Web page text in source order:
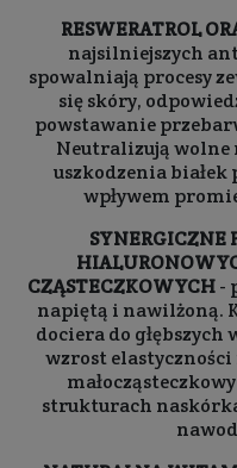
RESWERATROL
najsilniejszych
spowalniają procesy
się skóry,
powstawanie
Neutralizują
uszkodzenia
wpływem
SYNERGICZNE
CZĄSTECZKOWYCH-
napiętą i nawilżoną.
dociera do
wzrost
strukturach